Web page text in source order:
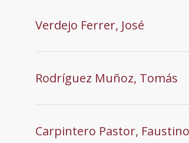
Verdejo Ferrer, José
Rodríguez Muñoz, Tomás
Carpintero Pastor, Faustino